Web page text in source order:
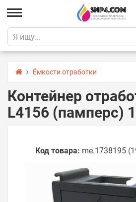
Ёмкости отработки
Контейнер
L4156 (памперс)
Код товара: me.1738195